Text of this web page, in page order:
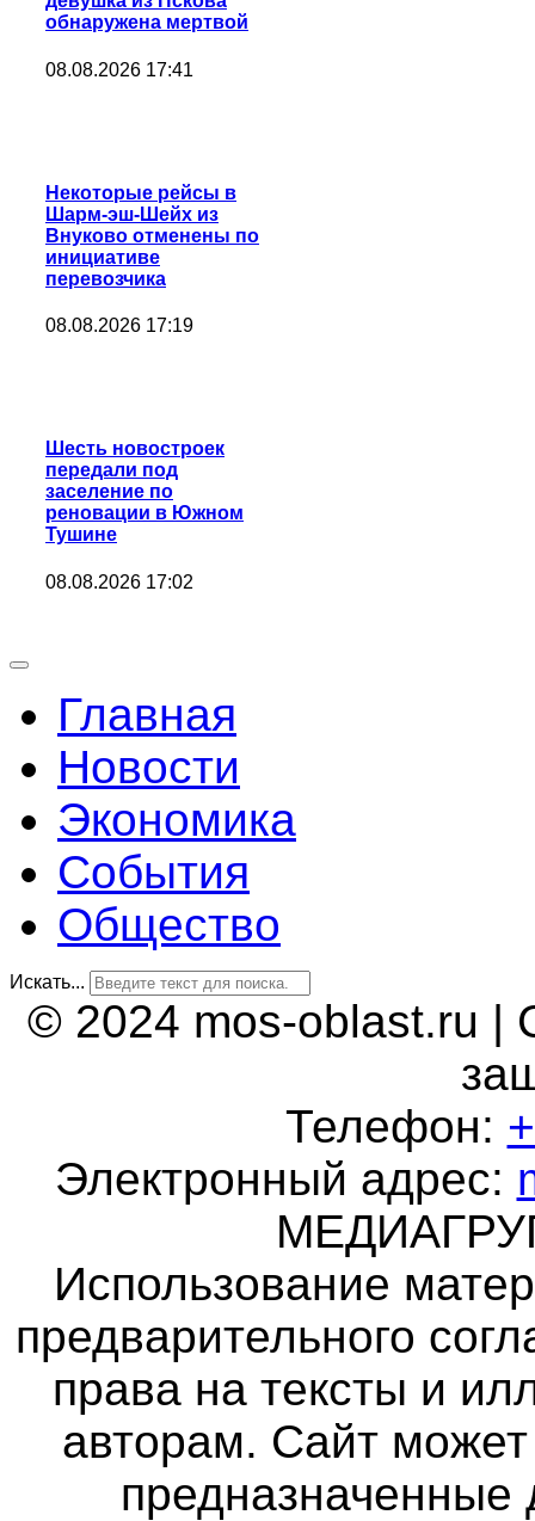
обнаружена мертвой
08.08.2026 17:41
Некоторые рейсы в
Шарм-эш-Шейх из
Внуково отменены по
инициативе
перевозчика
08.08.2026 17:19
Шесть новостроек
передали под
заселение по
реновации в Южном
Тушине
08.08.2026 17:02
Главная
Новости
Экономика
События
Общество
Искать...
© 2024 mos-oblast.ru |
Телефон:
Электронный адрес:
Использование
предварительного
права на тексты и
авторам. Сайт